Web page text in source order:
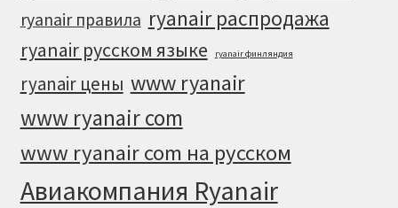
ryanair правила ryanair распродажа
ryanair русском языке ryanair финляндия
ryanair цены www ryanair
www ryanair com
www ryanair com на русском
Авиакомпания Ryanair